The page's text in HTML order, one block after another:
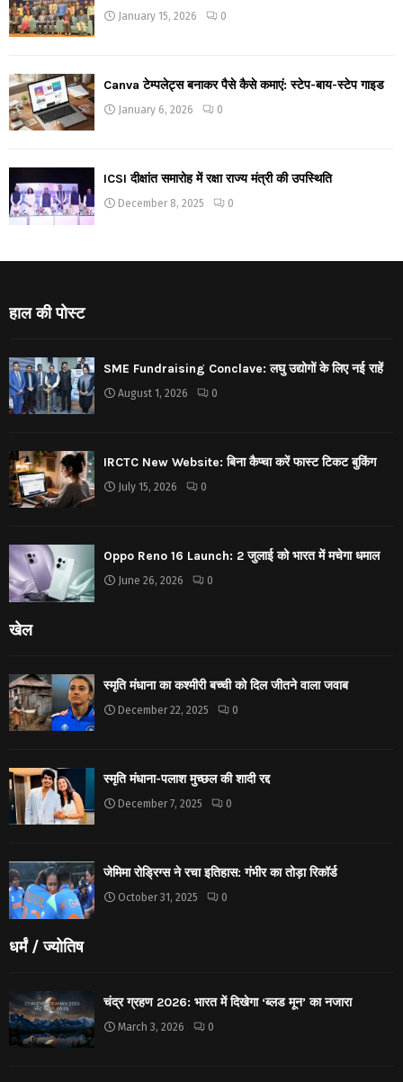
January 15, 2026 0
Canva टेम्पलेट्स बनाकर पैसे कैसे कमाएं: स्टेप-बाय-स्टेप गाइड
January 6, 2026 0
ICSI दीक्षांत समारोह में रक्षा राज्य मंत्री की उपस्थिति
December 8, 2025 0
हाल की पोस्ट
SME Fundraising Conclave: लघु उद्योगों के लिए नई राहें
August 1, 2026 0
IRCTC New Website: बिना कैप्चा करें फास्ट टिकट बुकिंग
July 15, 2026 0
Oppo Reno 16 Launch: 2 जुलाई को भारत में मचेगा धमाल
June 26, 2026 0
खेल
स्मृति मंधाना का कश्मीरी बच्ची को दिल जीतने वाला जवाब
December 22, 2025 0
स्मृति मंधाना-पलाश मुच्छल की शादी रद्द
December 7, 2025 0
जेमिमा रोड्रिग्स ने रचा इतिहास: गंभीर का तोड़ा रिकॉर्ड
October 31, 2025 0
धर्मं / ज्योतिष
चंद्र ग्रहण 2026: भारत में दिखेगा ‘ब्लड मून’ का नजारा
March 3, 2026 0